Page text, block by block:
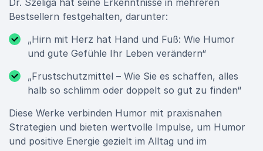
Dr. Szeliga hat seine Erkenntnisse in mehreren
Bestsellern festgehalten, darunter:
„Hirn mit Herz hat Hand und Fuß: Wie Humor
und gute Gefühle Ihr Leben verändern“
„Frustschutzmittel – Wie Sie es schaffen, alles
halb so schlimm oder doppelt so gut zu finden“
Diese Werke verbinden Humor mit praxisnahen
Strategien und bieten wertvolle Impulse, um Humor
und positive Energie gezielt im Alltag und im